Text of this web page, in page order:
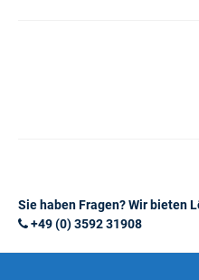
Sie haben Fragen? Wir bieten
+49 (0) 3592 31908